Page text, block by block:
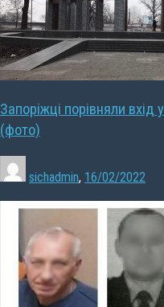
Запоріжці порівняли вхід
(фото)
sichadmin, 16/02/2022